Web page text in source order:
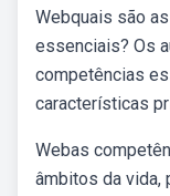
Webquais são
essenciais? Os
competências
características
Webas
âmbitos da vida,